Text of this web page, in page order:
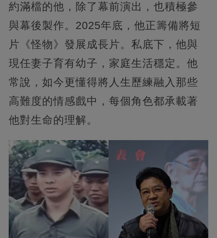
約滿檔的他，除了幕前演出，也積極參
與幕後製作。2025年底，他正籌備將短
片《怪物》發展成長片。私底下，他與
現任妻子育有幼子，家庭生活穩定。他
常說，如今更懂得將人生歷練融入那些
高難度的情感戲中，每個角色都承載著
他對生命的理解。